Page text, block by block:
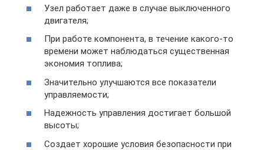
Узел работает даже в случае выключенного
двигателя;
При работе компонента, в течение какого-то
времени может наблюдаться существенная
экономия топлива;
Значительно улучшаются все показатели
управляемости;
Надежность управления достигает большой
высоты;
Создает хорошие условия безопасности при